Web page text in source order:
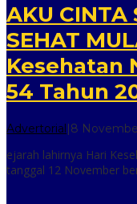
AKU CINTA
SEHAT
Kesehatan
54 Tahun
Advertorial 8
ejarah lahirnya Hari
tanggal 12 November